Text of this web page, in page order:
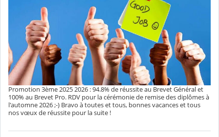
Promotion 3ème 2025 2026 : 94.8% de réussite au Brevet Général et
100% au Brevet Pro. RDV pour la cérémonie de remise des diplômes à
l'automne 2026 ;-) Bravo à toutes et tous, bonnes vacances et tous
nos vœux de réussite pour la suite !